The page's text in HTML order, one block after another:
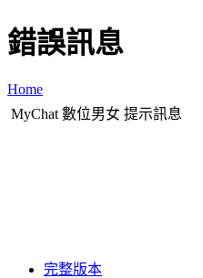
錯誤訊息
Home
MyChat 數位男女 提示訊息
完整版本